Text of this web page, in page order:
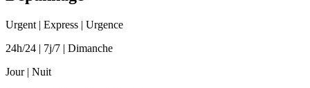
Urgent | Express | Urgence
24h/24 | 7j/7 | Dimanche
Jour | Nuit